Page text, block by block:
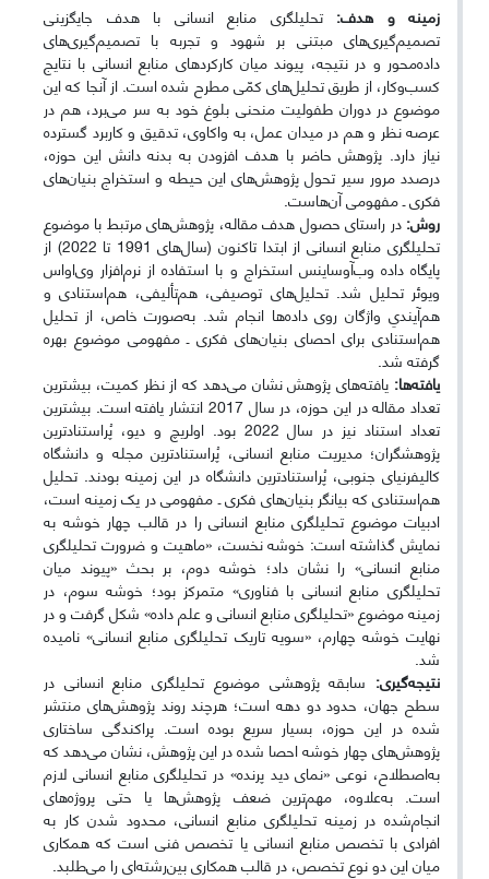
زمینه و هدف: تحلیلگری منابع انسانی با هدف جایگزینی
تصمیم‌گیری‌های مبتنی بر شهود و تجربه با تصمیم‌گیری‌های
داده‌محور و در نتیجه، پیوند میان کارکردهای منابع انسانی با نتایج
کسب‌وکار، از طریق تحلیل‌های کمّی مطرح شده است. از آنجا که این
موضوع در دوران طفولیت منحنی بلوغ خود به سر می‌برد، هم در
عرصه نظر و هم در میدان عمل، به واکاوی، تدقیق و کاربرد گسترده
نیاز دارد. پژوهش حاضر با هدف افزودن به بدنه دانش این حوزه،
درصدد مرور سیر تحول پژوهش‌های این حیطه و استخراج بنیان‌های
فکری ـ مفهومی آن‌هاست.
روش: در راستای حصول هدف مقاله، پژوهش‌های مرتبط با موضوع
تحلیلگری منابع انسانی از ابتدا تاکنون (سال‌های 1991 تا 2022) از
پایگاه ‌داده وب‌‌آوساینس استخراج و با استفاده از نرم‌افزار وی‌اواس
ویوئر تحلیل شد. تحلیل‌های توصیفی، هم‌تألیفی، هم‌استنادی و
هم‌آیندیِ واژگان روی داده‌ها انجام شد. به‌صورت خاص، از تحلیل
هم‌استنادی برای احصای بنیان‌های فکری ـ مفهومی موضوع بهره
گرفته شد.
یافته‌ها: یافته‌های پژوهش نشان می‌دهد که از نظر کمیت، بیشترین
تعداد مقاله در این حوزه، در سال 2017 انتشار یافته است. بیشترین
تعداد استناد نیز در سال 2022 بود. اولریچ و دیو، پُراستنادترین
پژوهشگران؛ مدیریت منابع انسانی، پُراستنادترین مجله و دانشگاه
کالیفرنیای جنوبی، پُراستنادترین دانشگاه در این زمینه بودند. تحلیل
هم‌استنادی که بیانگر بنیان‌های فکری ـ مفهومی در یک زمینه است،
ادبیات موضوع تحلیلگری منابع انسانی را در قالب چهار خوشه به
نمایش گذاشته است: خوشه نخست، «ماهیت و ضرورت تحلیلگری
منابع انسانی» را نشان ‌داد؛ خوشه دوم، بر بحث «پیوند میان
تحلیلگری منابع انسانی با فناوری» متمرکز بود؛ خوشه سوم، در
زمینه موضوع «تحلیلگری منابع انسانی و علم داده» شکل گرفت و در
نهایت خوشه چهارم، «سویه تاریک تحلیلگری منابع انسانی» نامیده
شد.
نتیجه‌گیری: سابقه پژوهشی موضوع تحلیلگری منابع انسانی در
سطح جهان، حدود دو دهه است؛ هرچند روند پژوهش‌های منتشر
شده در این حوزه، بسیار سریع بوده است. پراکندگی ساختاری
پژوهش‌های چهار خوشه احصا شده در این پژوهش، نشان می‌دهد که
به‌اصطلاح، نوعی «نمای دید پرنده» در تحلیلگری منابع انسانی لازم
است. به‌علاوه، مهم‌ترین ضعف پژوهش‌ها یا حتی پروژه‌های
انجام‌شده در زمینه تحلیلگری منابع انسانی، محدود شدن کار به
افرادی با تخصص منابع انسانی یا تخصص فنی است که همکاری
میان این دو نوع تخصص، در قالب همکاری بین‌رشته‌ای را می‌طلبد.